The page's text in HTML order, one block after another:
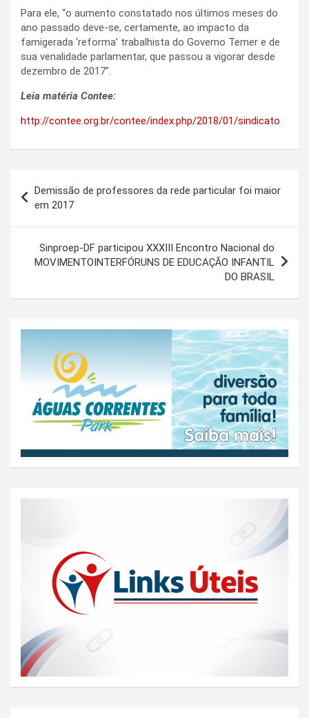
Para ele, “o aumento constatado nos últimos meses do
ano passado deve-se, certamente, ao impacto da
famigerada ‘reforma’ trabalhista do Governo Temer e de
sua venalidade parlamentar, que passou a vigorar desde
dezembro de 2017”.
Leia matéria Contee:
http://contee.org.br/contee/index.php/2018/01/sindicato
de
Post
Demissão de professores da rede particular foi maior
em 2017
Sinproep-DF participou XXXIII Encontro Nacional do
MOVIMENTOINTERFÓRUNS DE EDUCAÇÃO INFANTIL
DO BRASIL